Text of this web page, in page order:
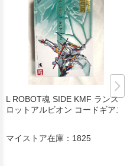
L ROBOT魂 SIDE KMF ランス
ロットアルビオン コードギアス
マイストア在庫： 1825